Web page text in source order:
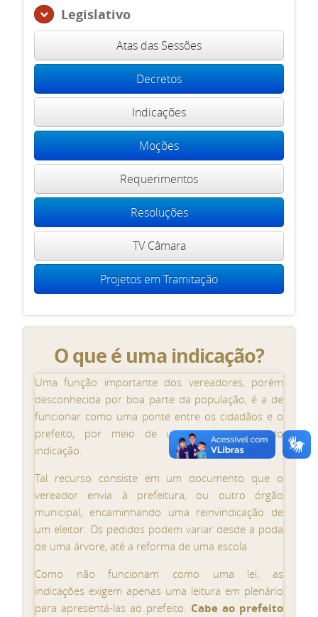
Legislativo
Atas das Sessões
Decretos
Indicações
Moções
Requerimentos
Resoluções
TV Câmara
Projetos em Tramitação
O que é uma indicação?
Uma função importante dos vereadores, porém
desconhecida por boa parte da população, é a de
funcionar como uma ponte entre os cidadãos e o
prefeito, por meio de um recurso chamado
indicação.
Tal recurso consiste em um documento que o
vereador envia à prefeitura, ou outro órgão
municipal, encaminhando uma reinvindicação de
um eleitor. Os pedidos podem variar desde a poda
de uma árvore, até a reforma de uma escola.
Como não funcionam como uma lei, as
indicações exigem apenas uma leitura em plenário
para apresentá-las ao prefeito. Cabe ao prefeito